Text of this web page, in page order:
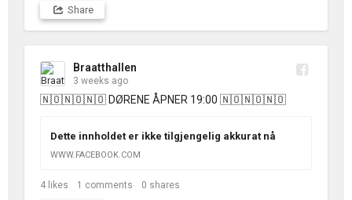
Share
Braatthallen
3 weeks ago
🇳🇴🇳🇴🇳🇴 DØRENE ÅPNER 19:00 🇳🇴🇳🇴🇳🇴
Dette innholdet er ikke tilgjengelig akkurat nå
WWW.FACEBOOK.COM
4 likes 1 comments 0 shares